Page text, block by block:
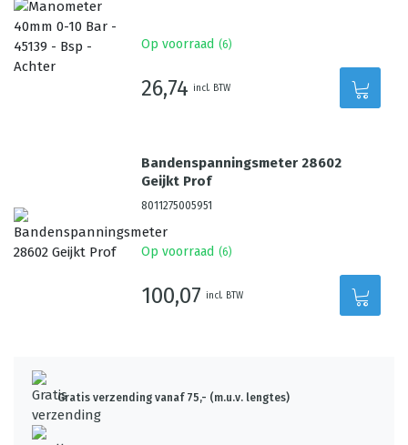
Op voorraad (6)
26,74 incl. BTW
Bandenspanningsmeter 28602
Geijkt Prof
8011275005951
Op voorraad (6)
100,07 incl. BTW
Gratis verzending vanaf 75,- (m.u.v. lengtes)